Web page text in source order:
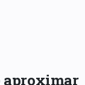
aproximar